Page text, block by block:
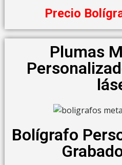
Precio
Plumas
Bolígrafo